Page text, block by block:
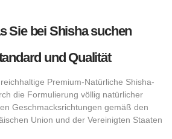
Sie bei Shisha suchen
und Qualität
Premium-Natürliche Shisha-
die Formulierung völlig natürlicher
Geschmacksrichtungen gemäß den
Union und der Vereinigten Staaten